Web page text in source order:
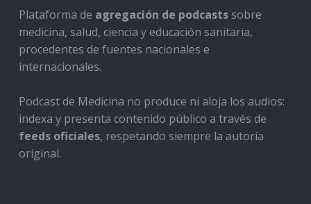
Plataforma de agregación de podcastssobre
medicina, salud, ciencia y educación sanitaria,
procedentes de fuentes nacionales e
internacionales.
Podcast de Medicina no produce ni aloja los audios:
indexa y presenta contenido público a través de
feeds oficiales, respetando siempre la autoría
original.